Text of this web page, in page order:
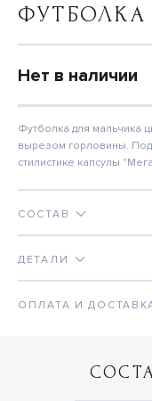
ФУТБОЛКА
Нет в наличии
Футболка для мальчика
вырезом горловины.
стилистике капсулы
СОСТАВ
ДЕТАЛИ
ОПЛАТА И